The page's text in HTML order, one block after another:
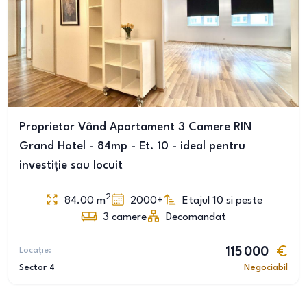
Proprietar Vând Apartament 3 Camere RIN
Grand Hotel - 84mp - Et. 10 - ideal pentru
investiție sau locuit
84.00 m2 2000+
Etajul 10 si peste
3 camere Decomandat
Locație:
Sector 4
115 000
Negociabil